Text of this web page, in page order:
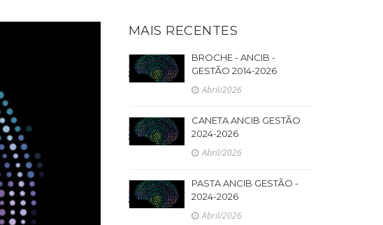
MAIS RECENTES
BROCHE - ANCIB -
GESTÃO 2014-2026
Abril/2026
CANETA ANCIB GESTÃO
2024-2026
Abril/2026
PASTA ANCIB GESTÃO -
2024-2026
Abril/2026